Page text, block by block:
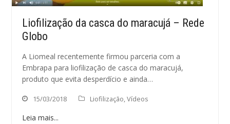
Liofilização da casca do maracujá – Rede
Globo
A Liomeal recentemente firmou parceria com a
Embrapa para liofilização de casca do maracujá,
produto que evita desperdício e ainda…
15/03/2018 Liofilização,Vídeos
Leia mais...